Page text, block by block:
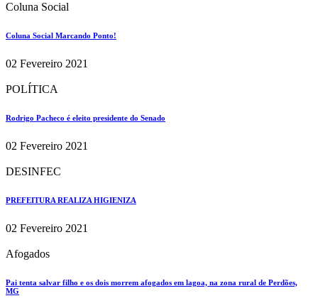
Coluna Social
Coluna Social Marcando Ponto!
02 Fevereiro 2021
POLÍTICA
Rodrigo Pacheco é eleito presidente do Senado
02 Fevereiro 2021
DESINFEC
PREFEITURA REALIZA HIGIENIZA
02 Fevereiro 2021
Afogados
Pai tenta salvar filho e os dois morrem afogados em lagoa, na zona rural de Perdões,
MG